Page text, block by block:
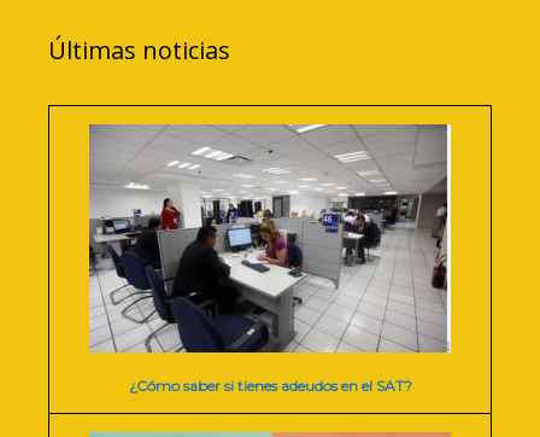
Últimas noticias
¿Cómo saber si tienes adeudos en el SAT?